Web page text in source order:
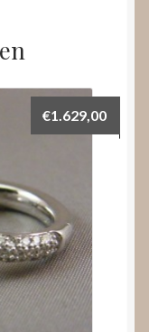
€1.629,00